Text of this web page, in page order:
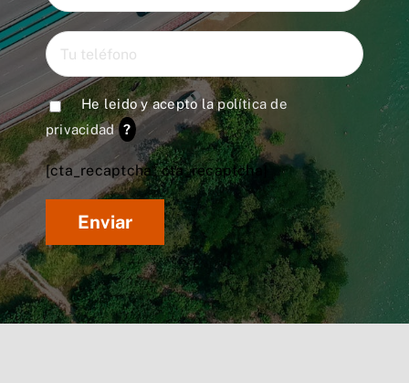
He leido y acepto lapolítica de
privacidad ?
[cta_recaptcha* cta_recaptcha]